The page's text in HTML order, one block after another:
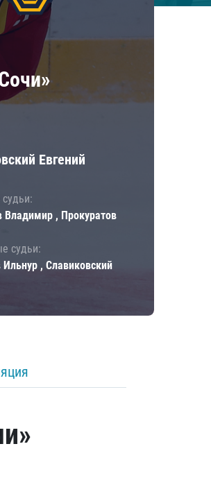
Евгений
Владимир , Прокуратов
судьи:
Ильнур , Славиковский